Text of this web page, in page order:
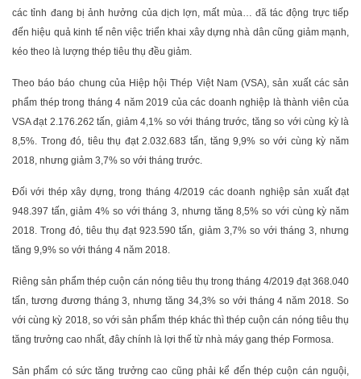
các tỉnh đang bị ảnh hưởng của dịch lợn, mất mùa… đã tác động trực tiếp
đến hiệu quả kinh tế nên việc triển khai xây dựng nhà dân cũng giảm mạnh,
kéo theo là lượng thép tiêu thụ đều giảm.
Theo báo báo chung của Hiệp hội Thép Việt Nam (VSA), sản xuất các sản
phẩm thép trong tháng 4 năm 2019 của các doanh nghiệp là thành viên của
VSA đạt 2.176.262 tấn, giảm 4,1% so với tháng trước, tăng so với cùng kỳ là
8,5%. Trong đó, tiêu thụ đạt 2.032.683 tấn, tăng 9,9% so với cùng kỳ năm
2018, nhưng giảm 3,7% so với tháng trước.
Đối với thép xây dựng, trong tháng 4/2019 các doanh nghiệp sản xuất đạt
948.397 tấn, giảm 4% so với tháng 3, nhưng tăng 8,5% so với cùng kỳ năm
2018. Trong đó, tiêu thụ đạt 923.590 tấn, giảm 3,7% so với tháng 3, nhưng
tăng 9,9% so với tháng 4 năm 2018.
Riêng sản phẩm thép cuộn cán nóng tiêu thụ trong tháng 4/2019 đạt 368.040
tấn, tương đương tháng 3, nhưng tăng 34,3% so với tháng 4 năm 2018. So
với cùng kỳ 2018, so với sản phẩm thép khác thì thép cuộn cán nóng tiêu thụ
tăng trưởng cao nhất, đây chính là lợi thế từ nhà máy gang thép Formosa.
Sản phẩm có sức tăng trưởng cao cũng phải kể đến thép cuộn cán nguội,